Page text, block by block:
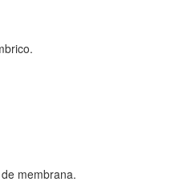
membrana.